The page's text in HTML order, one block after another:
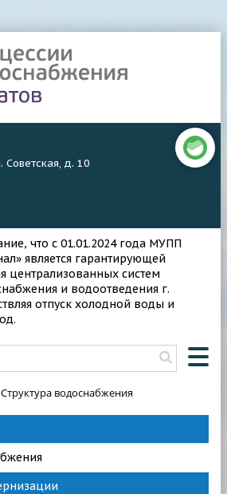
Советская, д. 10
что с 01.01.2024 года МУПП
является гарантирующей
централизованных систем
и водоотведения г.
отпуск холодной воды и
Структура водоснабжения